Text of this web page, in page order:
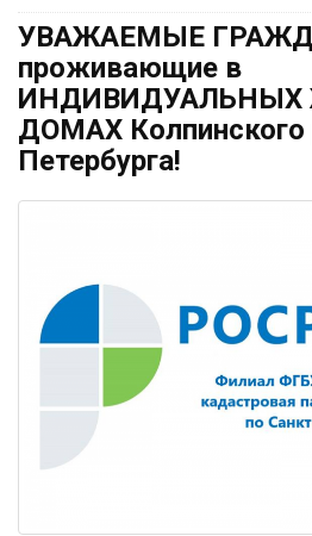
УВАЖАЕМЫЕ
проживающие в
ДОМАХ Колпинского
Петербурга!